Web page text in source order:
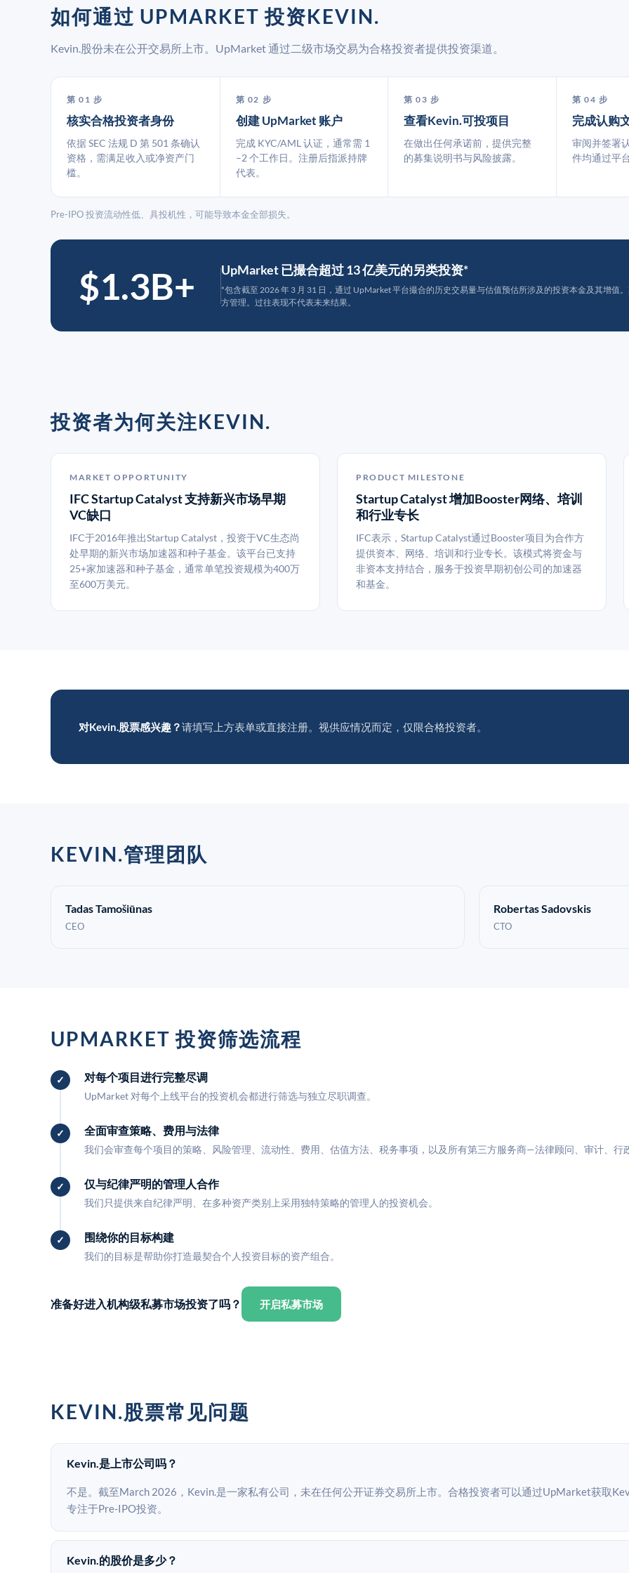
如何通过 UPMARKET 投资KEVIN.
Kevin.股份未在公开交易所上市。UpMarket 通过二级市场交易为合格投资者提供投资渠道。
第 01 步
核实合格投资者身份
依据 SEC 法规 D 第 501 条确认
资格，需满足收入或净资产门
槛。
第 02 步
创建 UpMarket 账户
完成 KYC/AML 认证，通常需 1
–2 个工作日。注册后指派持牌
代表。
第 03 步
查看Kevin.可投项目
在做出任何承诺前，提供完整
的募集说明书与风险披露。
第 04 步
完成认购
审阅并签署
件均通过平
Pre-IPO 投资流动性低、具投机性，可能导致本金全部损失。
$1.3B+ UpMarket 已撮合超过 13 亿美元的另类投资*
*包含截至 2026 年 3 月 31 日，通过 UpMarket 平台撮合的历史交易量与估值预估所涉及的投资本金及其增值
方管理。过往表现不代表未来结果。
投资者为何关注KEVIN.
MARKET OPPORTUNITY
IFC Startup Catalyst 支持新兴市场早期
VC缺口
IFC于2016年推出Startup Catalyst，投资于VC生态尚
处早期的新兴市场加速器和种子基金。该平台已支持
25+家加速器和种子基金，通常单笔投资规模为400万
至600万美元。
PRODUCT MILESTONE
Startup Catalyst 增加Booster网络、培训
和行业专长
IFC表示，Startup Catalyst通过Booster项目为合作方
提供资本、网络、培训和行业专长。该模式将资金与
非资本支持结合，服务于投资早期初创公司的加速器
和基金。
对Kevin.股票感兴趣？请填写上方表单或直接注册。视供应情况而定，仅限合格投资者。
KEVIN.管理团队
Tadas Tamošiūnas
CEO
Robertas Sadovskis
CTO
UPMARKET 投资筛选流程
对每个项目进行完整尽调
UpMarket 对每个上线平台的投资机会都进行筛选与独立尽职调查。
全面审查策略、费用与法律
我们会审查每个项目的策略、风险管理、流动性、费用、估值方法、税务事项，以及所有第三方服务商—法律顾问、审计、行
仅与纪律严明的管理人合作
我们只提供来自纪律严明、在多种资产类别上采用独特策略的管理人的投资机会。
围绕你的目标构建
我们的目标是帮助你打造最契合个人投资目标的资产组合。
准备好进入机构级私募市场投资了吗？ 开启私募市场
KEVIN.股票常见问题
Kevin.是上市公司吗？
不是。截至March 2026，Kevin.是一家私有公司，未在任何公开证券交易所上市。合格投资者可以通过UpMarket获取
专注于Pre-IPO投资。
Kevin.的股价是多少？